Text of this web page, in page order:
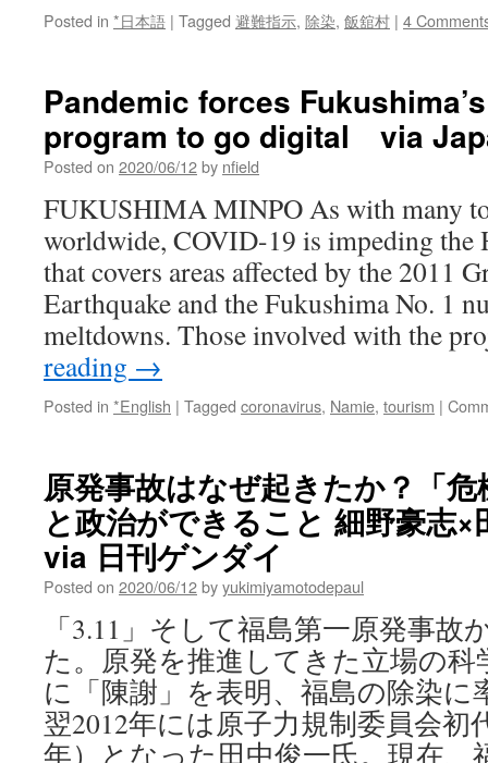
Posted in *日本語 | Tagged 避難指示, 除染, 飯舘村 | 4
Pandemic forces
program to go digital via
Posted on 2020/06/12by nfield
FUKUSHIMA MINPO As with many
worldwide, COVID-19 is impeding the
that covers areas affected by the 2011
Earthquake and the Fukushima No. 1
meltdowns. Those involved with the
reading →
Posted in *English | Tagged coronavirus, Namie, tourism |
原発事故はなぜ起きたか？「
と政治ができること 細野豪志×
via 日刊ゲンダイ
Posted on 2020/06/12byyukimiyamotodepaul
「3.11」そして福島第一原発事故
た。原発を推進してきた立場の
に「陳謝」を表明、福島の除染に
翌2012年には原子力規制委員会初
年）となった田中俊一氏。現在、